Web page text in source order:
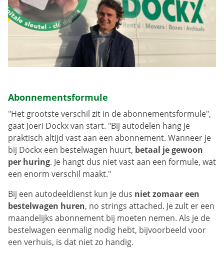
Abonnementsformule
"Het grootste verschil zit in de abonnementsformule",
gaat Joeri Dockx van start. "Bij autodelen hang je
praktisch altijd vast aan een abonnement. Wanneer je
bij Dockx een bestelwagen huurt, betaal je gewoon
per huring. Je hangt dus niet vast aan een formule, wat
een enorm verschil maakt."
Bij een autodeeldienst kun je dus niet zomaar een
bestelwagen huren, no strings attached. Je zult er een
maandelijks abonnement bij moeten nemen. Als je de
bestelwagen eenmalig nodig hebt, bijvoorbeeld voor
een verhuis, is dat niet zo handig.